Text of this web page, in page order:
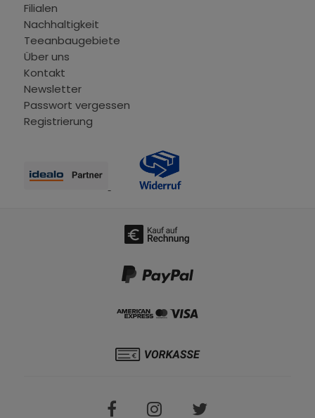
Filialen
Nachhaltigkeit
Teeanbaugebiete
Über uns
Kontakt
Newsletter
Passwort vergessen
Registrierung